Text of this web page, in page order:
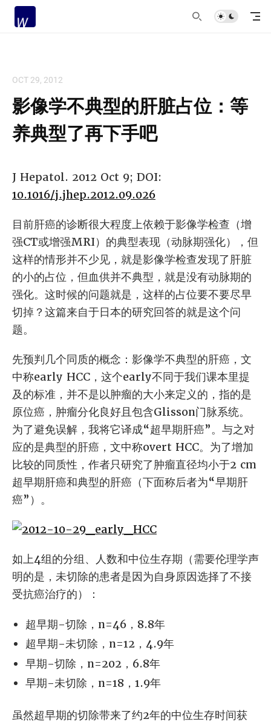
OCT 29, 2012
影像学不典型的肝脏占位：等
养典型了再下手吧
J Hepatol. 2012 Oct 9; DOI:
10.1016/j.jhep.2012.09.026
目前肝癌的诊断很大程度上依赖于影像学检查（增
强CT或增强MRI）的典型表现（动脉期强化），但
这样的情形并不少见，就是影像学检查发现了肝脏
的小的占位，但血供并不典型，就是没有动脉期的
强化。这时候的问题就是，这样的占位要不要尽早
切掉？这篇来自于日本的研究回答的就是这个问
题。
先预判几个同质的概念：影像学不典型的肝癌，文
中称early HCC，这个early不同于我们课本里提
及的标准，并不是以肿瘤的大小来定义的，指的是
原位癌，肿瘤分化良好且包含Glisson门脉系统。
为了避免误解，我将它译成“超早期肝癌”。与之对
应的是典型的肝癌，文中称overt HCC。为了增加
比较的同质性，作者只研究了肿瘤直径均小于2 cm
超早期肝癌和典型的肝癌（下面称后者为“早期肝
癌”）。
如上4组的分组、人数和中位生存期（需要伦理学声
明的是，未切除的患者是因为自身原因选择了不接
受抗癌治疗的）：
超早期-切除，n=46，8.8年
超早期-未切除，n=12，4.9年
早期-切除，n=202，6.8年
早期-未切除，n=18，1.9年
虽然超早期的切除带来了约2年的中位生存时间获